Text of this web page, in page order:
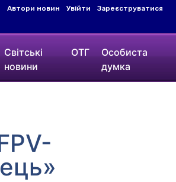
Автори новин Увійти Зареєструватися
Світські
новини
ОТГ
Особиста
думка